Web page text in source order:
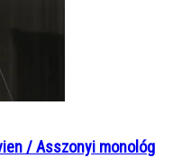
/ Asszonyi monológ